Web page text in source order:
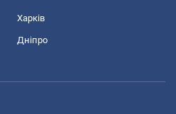
Харків
Дніпро